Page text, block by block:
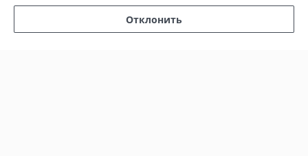
График работы
Отклонить